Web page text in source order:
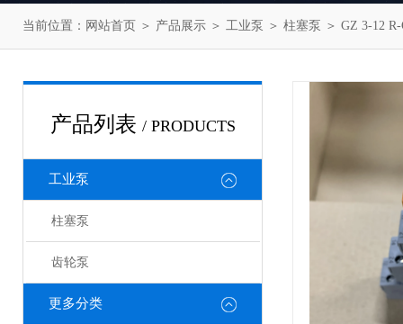
当前位置： 网站首页 ＞ 产品展示 ＞ 工业泵 ＞ 柱塞泵 ＞ GZ 3-12
产品列表 / PRODUCTS
工业泵
柱塞泵
齿轮泵
更多分类